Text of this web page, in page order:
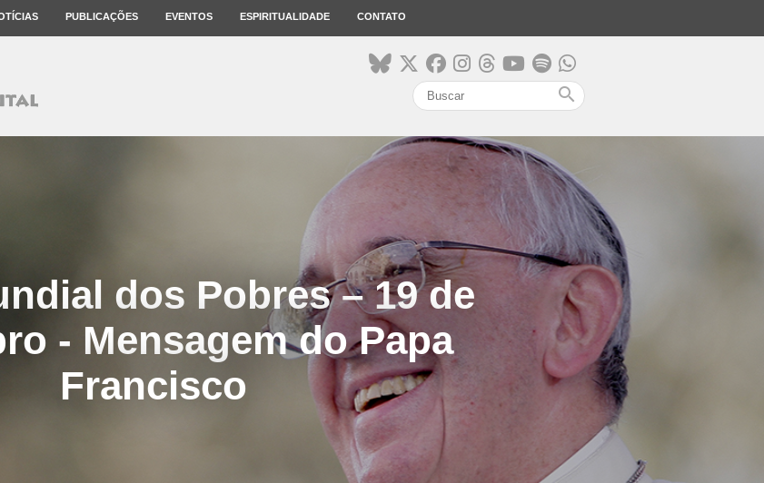
PUBLICAÇÕES EVENTOS ESPIRITUALIDADE CONTATO
search
dos Pobres – 19 de
- Mensagem do Papa
Francisco